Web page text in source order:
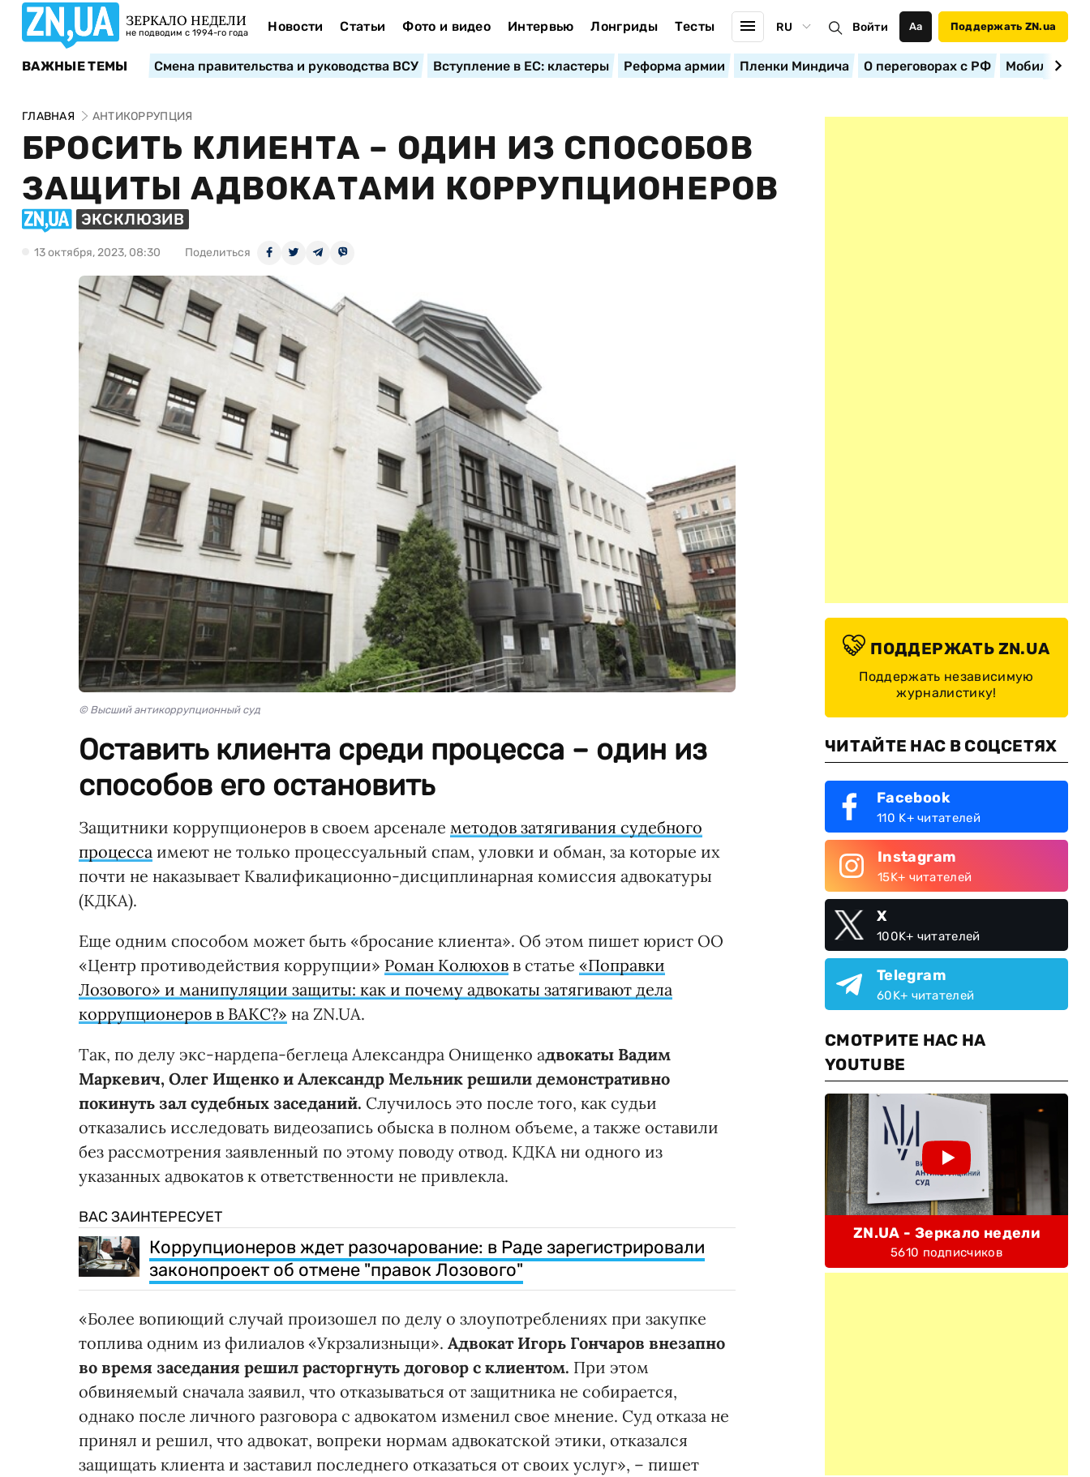
ЗЕРКАЛО НЕДЕЛИ
не подводим с 1994-го года Новости Статьи Фото и видео Интервью Лонгриды Тесты RU Войти Аа Поддержать ZN.ua
ВАЖНЫЕ ТЕМЫ Смена правительства и руководства ВСУ Вступление в ЕС: кластеры Реформа армии Пленки Миндича О переговорах с РФ
ГЛАВНАЯ АНТИКОРРУПЦИЯ
БРОСИТЬ КЛИЕНТА – ОДИН ИЗ СПОСОБОВ
ЗАЩИТЫ АДВОКАТАМИ КОРРУПЦИОНЕРОВ
ЭКСКЛЮЗИВ
13 октября, 2023, 08:30 Поделиться
© Высший антикоррупционный суд
Оставить клиента среди процесса – один из
способов его остановить
Защитники коррупционеров в своем арсенале методов затягивания судебного
процесса имеют не только процессуальный спам, уловки и обман, за которые их
почти не наказывает Квалификационно-дисциплинарная комиссия адвокатуры
(КДКА).
Еще одним способом может быть «бросание клиента». Об этом пишет юрист ОО
«Центр противодействия коррупции» Роман Колюхов в статье «Поправки
Лозового» и манипуляции защиты: как и почему адвокаты затягивают дела
коррупционеров в ВАКС?» на ZN.UA.
Так, по делу экс-нардепа-беглеца Александра Онищенко адвокаты Вадим
Маркевич, Олег Ищенко и Александр Мельник решили демонстративно
покинуть зал судебных заседаний. Случилось это после того, как судьи
отказались исследовать видеозапись обыска в полном объеме, а также оставили
без рассмотрения заявленный по этому поводу отвод. КДКА ни одного из
указанных адвокатов к ответственности не привлекла.
ВАС ЗАИНТЕРЕСУЕТ
Коррупционеров ждет разочарование: в Раде зарегистрировали
законопроект об отмене "правок Лозового"
«Более вопиющий случай произошел по делу о злоупотреблениях при закупке
топлива одним из филиалов «Укрзализныци». Адвокат Игорь Гончаров внезапно
во время заседания решил расторгнуть договор с клиентом. При этом
обвиняемый сначала заявил, что отказываться от защитника не собирается,
однако после личного разговора с адвокатом изменил свое мнение. Суд отказа не
принял и решил, что адвокат, вопреки нормам адвокатской этики, отказался
защищать клиента и заставил последнего отказаться от своих услуг», – пишет
ПОДДЕРЖАТЬ ZN.UA
Поддержать независимую
журналистику!
ЧИТАЙТЕ НАС В СОЦСЕТЯХ
Facebook
110 K+ читателей
Instagram
15K+ читателей
X
100K+ читателей
Telegram
60K+ читателей
СМОТРИТЕ НАС НА
YOUTUBE
ZN.UA - Зеркало недели
5610 подписчиков